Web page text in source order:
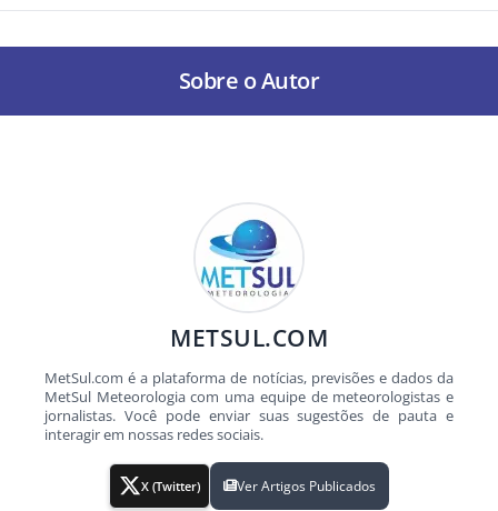
Sobre o Autor
METSUL.COM
MetSul.com é a plataforma de notícias, previsões e dados da
MetSul Meteorologia com uma equipe de meteorologistas e
jornalistas. Você pode enviar suas sugestões de pauta e
interagir em nossas redes sociais.
X (Twitter) Ver Artigos Publicados